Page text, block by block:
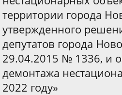
территории города
утвержденного
депутатов города
29.04.2015 № 1336, и
демонтажа
2022 году»